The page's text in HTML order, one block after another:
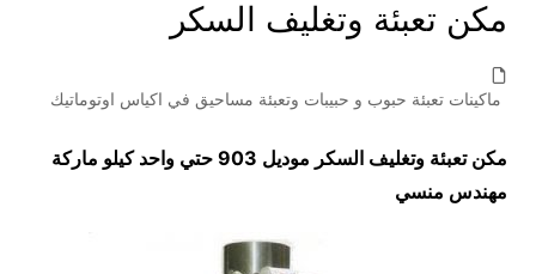
مكن تعبئة وتغليف السكر
ماكينات تعبئة حبوب و حبيبات وتعبئة مساحيق في اكياس اوتوماتيك
مكن تعبئة وتغليف السكر موديل 903 حتي واحد كيلو ماركة
مهندس منسي